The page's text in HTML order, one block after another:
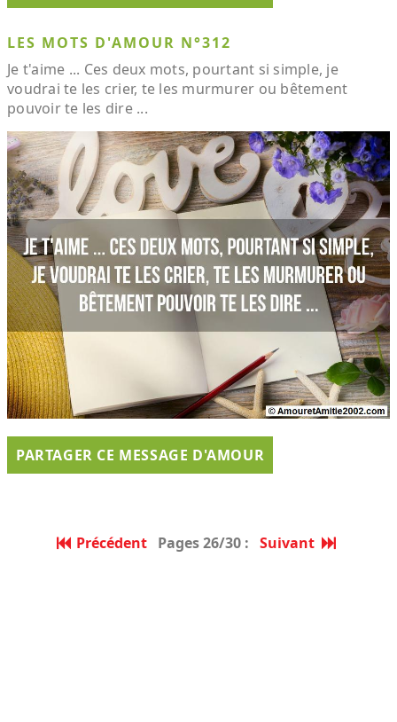
LES MOTS D'AMOUR N°312
Je t'aime ... Ces deux mots, pourtant si simple, je
voudrai te les crier, te les murmurer ou bêtement
pouvoir te les dire ...
PARTAGER CE MESSAGE D'AMOUR
Précédent Pages 26/30 : Suivant